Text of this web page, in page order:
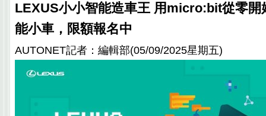
LEXUS小小智能造車王 用micro:bit從零開
能小車，限額報名中
AUTONET記者：編輯部(05/09/2025星期五)